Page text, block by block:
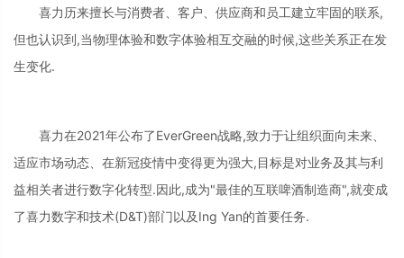
喜力历来擅长与消费者、客户、供应商和员工建立牢固的联系,
但也认识到,当物理体验和数字体验相互交融的时候,这些关系正在发
生变化.
喜力在2021年公布了EverGreen战略,致力于让组织面向未来、
适应市场动态、在新冠疫情中变得更为强大,目标是对业务及其与利
益相关者进行数字化转型.因此,成为"最佳的互联啤酒制造商",就变成
了喜力数字和技术(D&T)部门以及Ing Yan的首要任务.